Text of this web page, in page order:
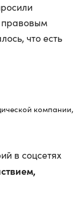
правовым
что есть
компании,
в соцсетях